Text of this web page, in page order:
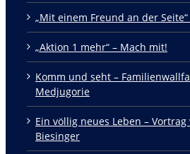
„Mit einem Freund an der
„Aktion 1 mehr“ – Mach mit!
Komm und seht –
Medjugorie
Ein völlig neues Leben –
Biesinger